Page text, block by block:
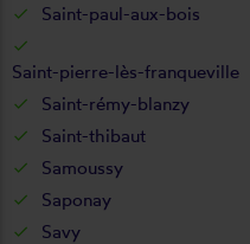
Saint-paul-aux-bois
Saint-pierre-lès-franqueville
Saint-rémy-blanzy
Saint-thibaut
Samoussy
Saponay
Savy